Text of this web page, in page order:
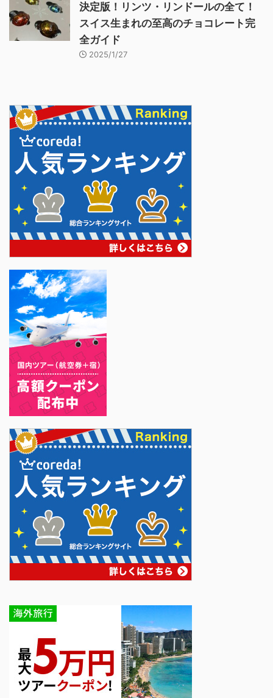
決定版！リンツ・リンドールの全て！
スイス生まれの至高のチョコレート完
全ガイド
2025/1/27